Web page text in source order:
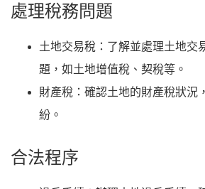
處理稅務問題
土地交易稅 ：了解並處理土地交
題，如土地增值稅、契稅等。
財產稅 ：確認土地的財產稅狀況
紛。
合法程序